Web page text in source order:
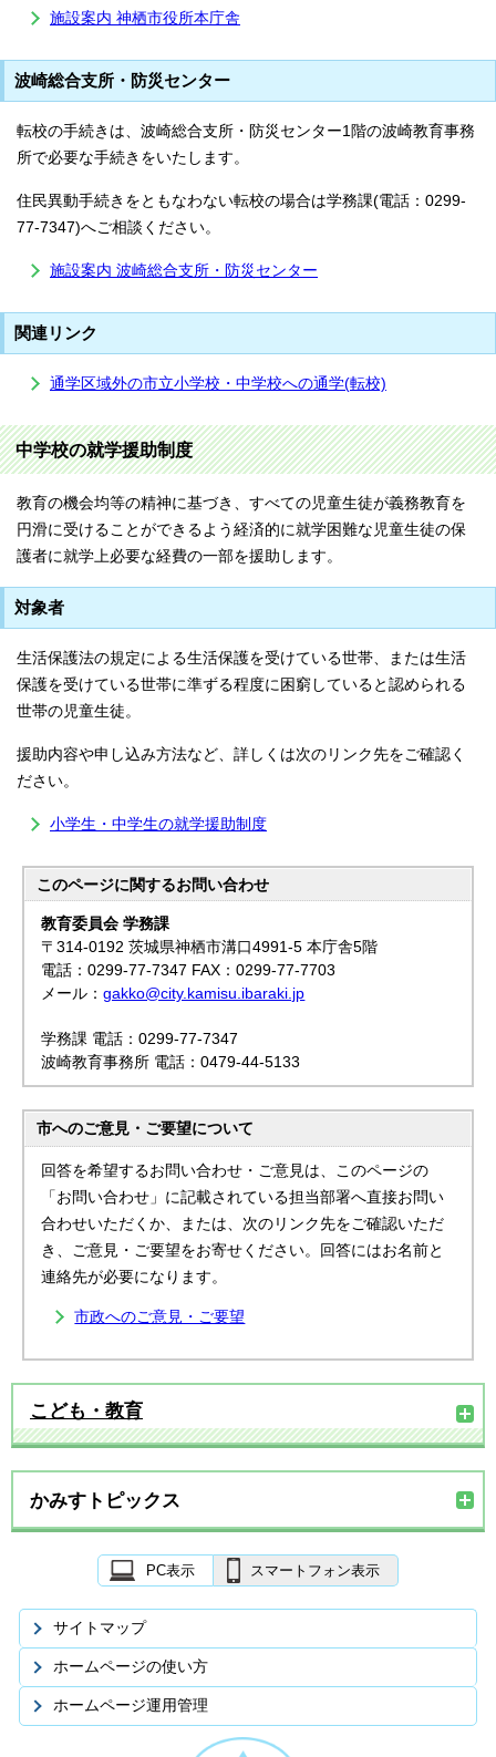
施設案内 神栖市役所本庁舎
波崎総合支所・防災センター
転校の手続きは、波崎総合支所・防災センター1階の波崎教育事務
所で必要な手続きをいたします。
住民異動手続きをともなわない転校の場合は学務課(電話：0299-
77-7347)へご相談ください。
施設案内 波崎総合支所・防災センター
関連リンク
通学区域外の市立小学校・中学校への通学(転校)
中学校の就学援助制度
教育の機会均等の精神に基づき、すべての児童生徒が義務教育を
円滑に受けることができるよう経済的に就学困難な児童生徒の保
護者に就学上必要な経費の一部を援助します。
対象者
生活保護法の規定による生活保護を受けている世帯、または生活
保護を受けている世帯に準ずる程度に困窮していると認められる
世帯の児童生徒。
援助内容や申し込み方法など、詳しくは次のリンク先をご確認く
ださい。
小学生・中学生の就学援助制度
このページに関するお問い合わせ
教育委員会 学務課
〒314-0192 茨城県神栖市溝口4991-5 本庁舎5階
電話：0299-77-7347 FAX：0299-77-7703
メール：gakko@city.kamisu.ibaraki.jp
学務課 電話：0299-77-7347
波崎教育事務所 電話：0479-44-5133
市へのご意見・ご要望について
回答を希望するお問い合わせ・ご意見は、このページの
「お問い合わせ」に記載されている担当部署へ直接お問い
合わせいただくか、または、次のリンク先をご確認いただ
き、ご意見・ご要望をお寄せください。回答にはお名前と
連絡先が必要になります。
市政へのご意見・ご要望
こども・教育
かみすトピックス
PC表示 スマートフォン表示
サイトマップ
ホームページの使い方
ホームページ運用管理